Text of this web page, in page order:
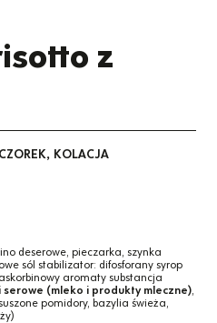
z
KOLACJA
deserowe, pieczarka, szynka
sól stabilizator: difosforany syrop
aromaty substancja
serowe (mleko i produkty mleczne),
pomidory, bazylia świeża,